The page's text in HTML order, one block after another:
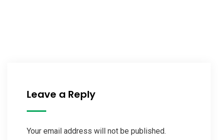
Leave a Reply
Your email address will not be published.